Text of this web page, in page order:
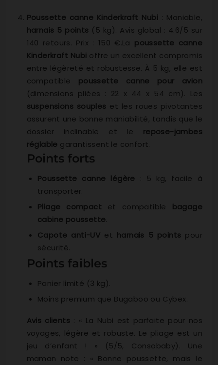
Poussette canne Kinderkraft Nubi : Maniable,
harnais 5 points (5 kg). Avis global : 4.6/5 sur
140 retours. Prix : 150 €.La poussette canne
Kinderkraft Nubi offre un excellent compromis
entre légèreté et robustesse. À 5 kg, elle est
compatible poussette canne pour avion
(dimensions pliées : 22 x 44 x 54 cm). Les
suspensions souples et les roues pivotantes
assurent une bonne maniabilité, tandis que le
dossier inclinable et le repose-jambes
réglable garantissent le confort.
Points forts
Poussette canne légère : 5 kg, facile à
transporter.
Pliage compact et compatible bagage
cabine poussette.
Capote anti-UV et harnais 5 points pour
sécurité.
Points faibles
Panier limité (3 kg).
Moins premium que Bugaboo ou Cybex.
Avis clients : « La Nubi est parfaite pour nos
voyages, légère et robuste. Le pliage est un
jeu d’enfant ! » (5/5, Consobaby). Une
maman note : « Bonne poussette, mais le